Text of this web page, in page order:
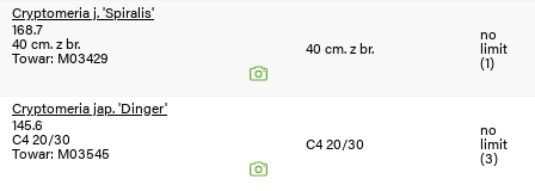
Cryptomeria j. 'Spiralis'
168.7
40 cm. z br.
Towar: M03429 40 cm. z br.
no
limit
(1)
Cryptomeria jap. 'Dinger'
145.6
C4 20/30
Towar: M03545 C4 20/30
no
limit
(3)